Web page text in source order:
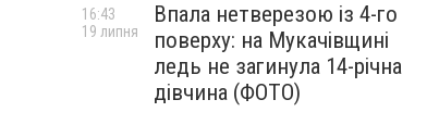
Впала нетверезою із 4-го
поверху: на Мукачівщині
ледь не загинула 14-річна
дівчина (ФОТО)
16:43
19 липня